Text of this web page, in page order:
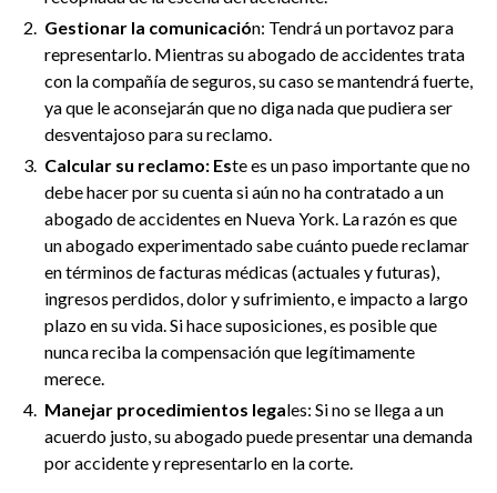
Gestionar la comunicación: Tendrá un portavoz para
representarlo. Mientras su abogado de accidentes trata
con la compañía de seguros, su caso se mantendrá fuerte,
ya que le aconsejarán que no diga nada que pudiera ser
desventajoso para su reclamo.
Calcular su reclamo: Este es un paso importante que no
debe hacer por su cuenta si aún no ha contratado a un
abogado de accidentes en Nueva York. La razón es que
un abogado experimentado sabe cuánto puede reclamar
en términos de facturas médicas (actuales y futuras),
ingresos perdidos, dolor y sufrimiento, e impacto a largo
plazo en su vida. Si hace suposiciones, es posible que
nunca reciba la compensación que legítimamente
merece.
Manejar procedimientos legales: Si no se llega a un
acuerdo justo, su abogado puede presentar una demanda
por accidente y representarlo en la corte.